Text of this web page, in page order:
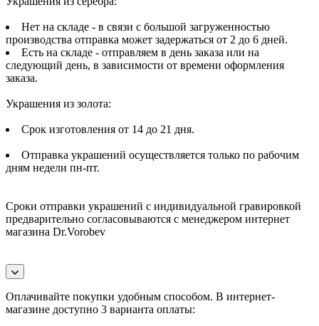
Нет на складе - в связи с большой загруженностью
производства отправка может задержаться от 2 до 6 дней.
Есть на складе - отправляем в день заказа или на
следующий день, в зависимости от времени оформления
заказа.
Украшения из золота:
Срок изготовления от 14 до 21 дня.
Отправка украшений осуществляется только по рабочим
дням недели пн-пт.
Сроки отправки украшений с индивидуальной гравировкой
предварительно согласовываются с менеджером интернет
магазина Dr.Vorobev
Оплачивайте покупки удобным способом. В интернет-
магазине доступно 3 варианта оплаты: